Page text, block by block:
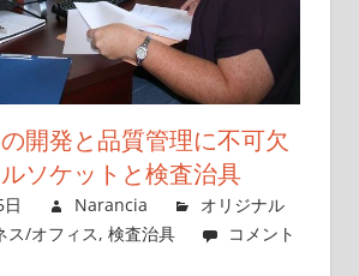
開発と品質管理に不可欠
ソケットと検査治具
Narancia
オリジナル
ス/オフィス, 検査治具
コメント